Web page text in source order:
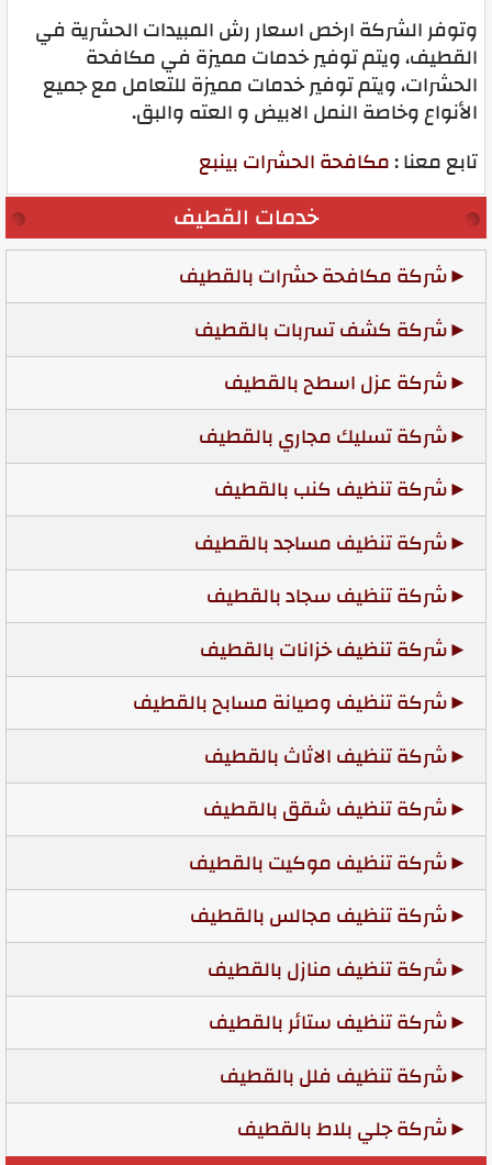
وتوفر الشركة ارخص اسعار رش المبيدات الحشرية في
القطيف، ويتم توفير خدمات مميزة في مكافحة
الحشرات، ويتم توفير خدمات مميزة للتعامل مع جميع
الأنواع وخاصة النمل الابيض و العته والبق.
تابع معنا :مكافحة الحشرات بينبع
خدمات القطيف
شركة مكافحة حشرات بالقطيف
شركة كشف تسربات بالقطيف
شركة عزل اسطح بالقطيف
شركة تسليك مجاري بالقطيف
شركة تنظيف كنب بالقطيف
شركة تنظيف مساجد بالقطيف
شركة تنظيف سجاد بالقطيف
شركة تنظيف خزانات بالقطيف
شركة تنظيف وصيانة مسابح بالقطيف
شركة تنظيف الاثاث بالقطيف
شركة تنظيف شقق بالقطيف
شركة تنظيف موكيت بالقطيف
شركة تنظيف مجالس بالقطيف
شركة تنظيف منازل بالقطيف
شركة تنظيف ستائر بالقطيف
شركة تنظيف فلل بالقطيف
شركة جلي بلاط بالقطيف